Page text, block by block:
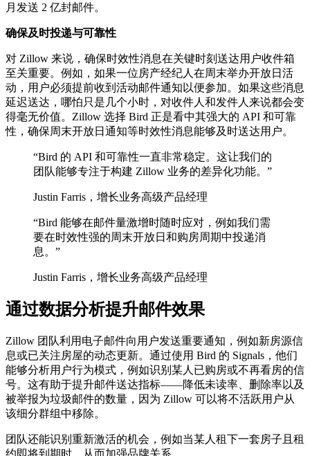
月发送 2 亿封邮件。
确保及时投递与可靠性
对 Zillow 来说，确保时效性消息在关键时刻送达用户收件箱
至关重要。例如，如果一位房产经纪人在周末举办开放日活
动，用户必须提前收到活动邮件通知以便参加。如果这些消息
延迟送达，哪怕只是几个小时，对收件人和发件人来说都会变
得毫无价值。Zillow 选择 Bird 正是看中其强大的 API 和可靠
性，确保周末开放日通知等时效性消息能够及时送达用户。
“Bird 的 API 和可靠性一直非常稳定。这让我们的
团队能够专注于构建 Zillow 业务的差异化功能。 ”
Justin Farris，增长业务高级产品经理
“Bird 能够在邮件量激增时随时应对，例如我们需
要在时效性强的周末开放日和购房周期中投递消
息。 ”
Justin Farris，增长业务高级产品经理
通过数据分析提升邮件效果
Zillow 团队利用电子邮件向用户发送重要通知，例如新房源信
息或已关注房屋的动态更新。通过使用 Bird 的 Signals，他们
能够分析用户行为模式，例如识别某人已购房或不再看房的信
号。这有助于提升邮件送达指标——降低未读率、删除率以及
被举报为垃圾邮件的数量，因为 Zillow 可以将不活跃用户从
该细分群组中移除。
团队还能识别重新激活的机会，例如当某人租下一套房子且租